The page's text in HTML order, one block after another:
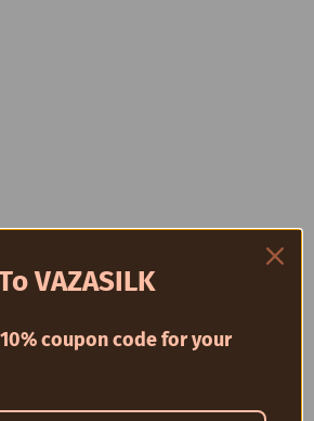
VAZASILK
coupon code for your